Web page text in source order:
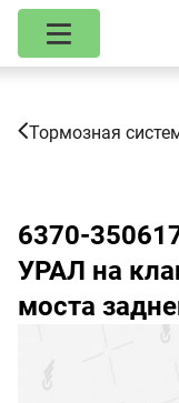
Тормозная
6370-
УРАЛ на
моста